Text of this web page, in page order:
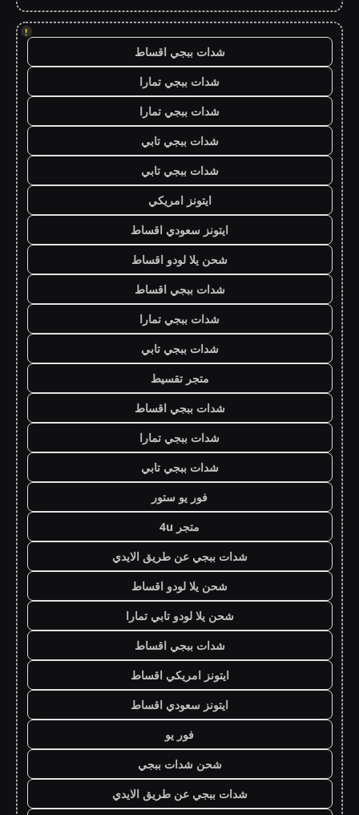
!
شدات ببجي اقساط
شدات ببجي تمارا
شدات ببجي تمارا
شدات ببجي تابي
شدات ببجي تابي
ايتونز امريكي
ايتونز سعودي اقساط
شحن يلا لودو اقساط
شدات ببجي اقساط
شدات ببجي تمارا
شدات ببجي تابي
متجر تقسيط
شدات ببجي اقساط
شدات ببجي تمارا
شدات ببجي تابي
فور يو ستور
متجر 4u
شدات ببجي عن طريق الايدي
شحن يلا لودو اقساط
شحن يلا لودو تابي تمارا
شدات ببجي اقساط
ايتونز امريكي اقساط
ايتونز سعودي اقساط
فور يو
شحن شدات ببجي
شدات ببجي عن طريق الايدي